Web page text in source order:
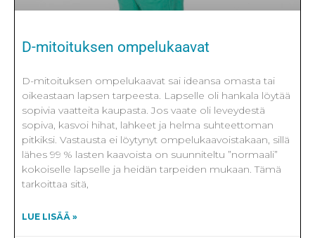
D-mitoituksen ompelukaavat
D-mitoituksen ompelukaavat sai ideansa omasta tai
oikeastaan lapsen tarpeesta. Lapselle oli hankala löytää
sopivia vaatteita kaupasta. Jos vaate oli leveydestä
sopiva, kasvoi hihat, lahkeet ja helma suhteettoman
pitkiksi. Vastausta ei löytynyt ompelukaavoistakaan, sillä
lähes 99 % lasten kaavoista on suunniteltu ”normaali”
kokoiselle lapselle ja heidän tarpeiden mukaan. Tämä
tarkoittaa sitä,
LUE LISÄÄ »